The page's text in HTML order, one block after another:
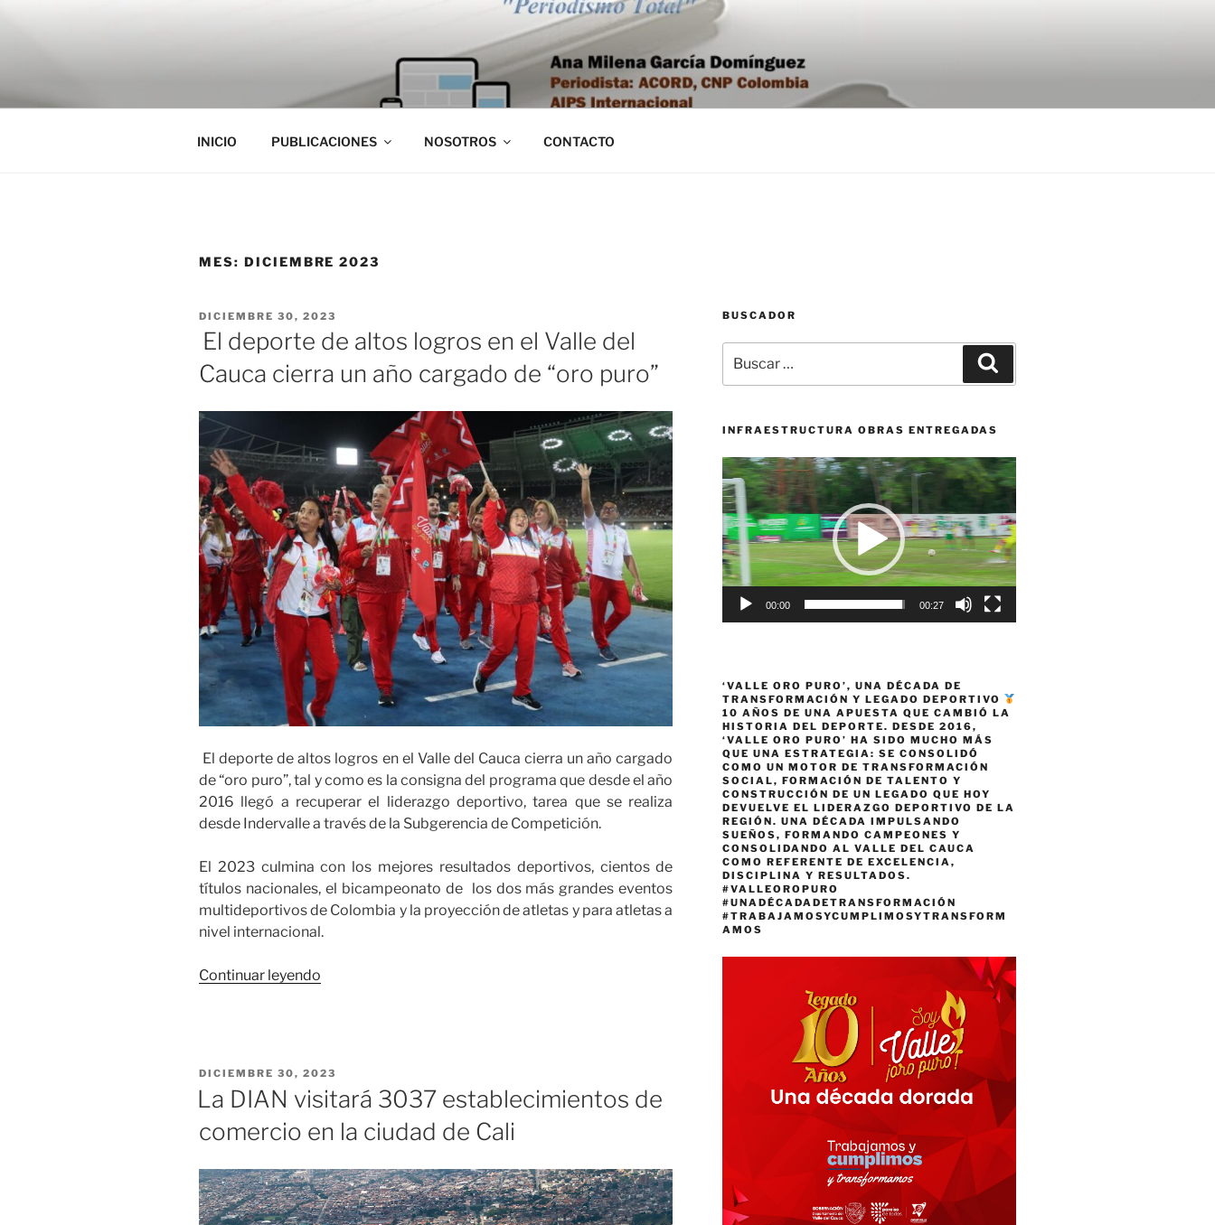
INICIO PUBLICACIONES NOSOTROS CONTACTO
MES: DICIEMBRE 2023
PUBLICADO
EL
DICIEMBRE 30, 2023
El deporte de altos logros en el Valle del
Cauca cierra un año cargado de “oro puro”
El deporte de altos logros en el Valle del Cauca cierra un año cargado
de “oro puro”, tal y como es la consigna del programa que desde el año
2016 llegó a recuperar el liderazgo deportivo, tarea que se realiza
desde Indervalle a través de la Subgerencia de Competición.
El 2023 culmina con los mejores resultados deportivos, cientos de
títulos nacionales, el bicampeonato de los dos más grandes eventos
multideportivos de Colombia y la proyección de atletas y para atletas a
nivel internacional.
Continuar leyendo
el
Valle
Cauca
cierra
un
PUBLICADO
EL
DICIEMBRE 30, 2023
La DIAN visitará 3037 establecimientos de
comercio en la ciudad de Cali
BUSCADOR
por:
INFRAESTRUCTURA OBRAS ENTREGADAS
Reproductor
de
vídeo
00:00 00:27
‘VALLE ORO PURO’, UNA DÉCADA DE
TRANSFORMACIÓN Y LEGADO DEPORTIVO
10 AÑOS DE UNA APUESTA QUE CAMBIÓ LA
HISTORIA DEL DEPORTE. DESDE 2016,
‘VALLE ORO PURO’ HA SIDO MUCHO MÁS
QUE UNA ESTRATEGIA: SE CONSOLIDÓ
COMO UN MOTOR DE TRANSFORMACIÓN
SOCIAL, FORMACIÓN DE TALENTO Y
CONSTRUCCIÓN DE UN LEGADO QUE HOY
DEVUELVE EL LIDERAZGO DEPORTIVO DE LA
REGIÓN. UNA DÉCADA IMPULSANDO
SUEÑOS, FORMANDO CAMPEONES Y
CONSOLIDANDO AL VALLE DEL CAUCA
COMO REFERENTE DE EXCELENCIA,
DISCIPLINA Y RESULTADOS.
#VALLEOROPURO
#UNADÉCADADETRANSFORMACIÓN
#TRABAJAMOSYCUMPLIMOSYTRANSFORM
AMOS